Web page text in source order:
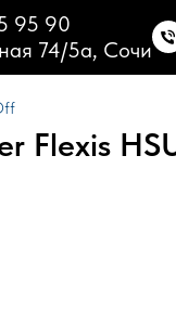
95 90
74/5а, Сочи
Flexis